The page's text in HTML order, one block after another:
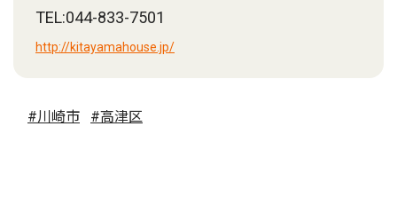
TEL:044-833-7501
http://kitayamahouse.jp/
#川崎市 #高津区